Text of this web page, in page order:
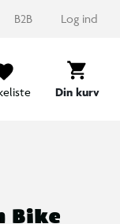
B2B Log ind
Din kurv
Bike